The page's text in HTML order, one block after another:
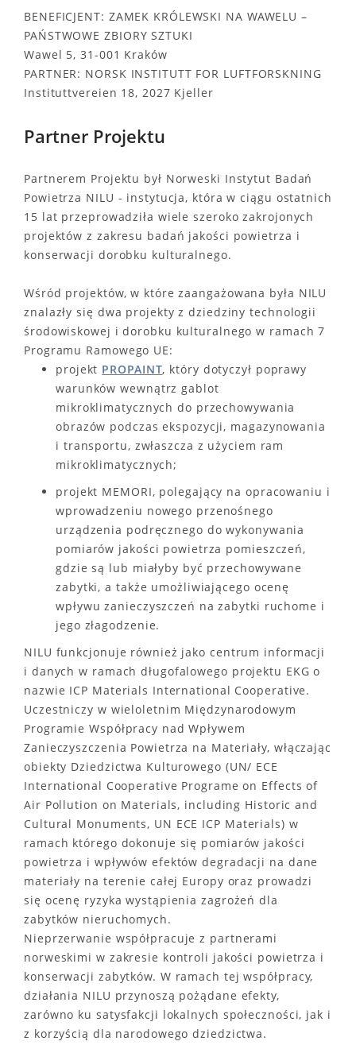
BENEFICJENT: ZAMEK KRÓLEWSKI NA WAWELU –
PAŃSTWOWE ZBIORY SZTUKI
Wawel 5, 31-001 Kraków
PARTNER: NORSK INSTITUTT FOR LUFTFORSKNING
Instituttvereien 18, 2027 Kjeller
Partner Projektu
Partnerem Projektu był Norweski Instytut Badań
Powietrza NILU - instytucja, która w ciągu ostatnich
15 lat przeprowadziła wiele szeroko zakrojonych
projektów z zakresu badań jakości powietrza i
konserwacji dorobku kulturalnego.
Wśród projektów, w które zaangażowana była NILU
znalazły się dwa projekty z dziedziny technologii
środowiskowej i dorobku kulturalnego w ramach 7
Programu Ramowego UE:
projekt PROPAINT, który dotyczył poprawy
warunków wewnątrz gablot
mikroklimatycznych do przechowywania
obrazów podczas ekspozycji, magazynowania
i transportu, zwłaszcza z użyciem ram
mikroklimatycznych;
projekt MEMORI, polegający na opracowaniu i
wprowadzeniu nowego przenośnego
urządzenia podręcznego do wykonywania
pomiarów jakości powietrza pomieszczeń,
gdzie są lub miałyby być przechowywane
zabytki, a także umożliwiającego ocenę
wpływu zanieczyszczeń na zabytki ruchome i
jego złagodzenie.
NILU funkcjonuje również jako centrum informacji
i danych w ramach długofalowego projektu EKG o
nazwie ICP Materials International Cooperative.
Uczestniczy w wieloletnim Międzynarodowym
Programie Współpracy nad Wpływem
Zanieczyszczenia Powietrza na Materiały, włączając
obiekty Dziedzictwa Kulturowego (UN/ ECE
International Cooperative Programe on Effects of
Air Pollution on Materials, including Historic and
Cultural Monuments, UN ECE ICP Materials) w
ramach którego dokonuje się pomiarów jakości
powietrza i wpływów efektów degradacji na dane
materiały na terenie całej Europy oraz prowadzi
się ocenę ryzyka wystąpienia zagrożeń dla
zabytków nieruchomych.
Nieprzerwanie współpracuje z partnerami
norweskimi w zakresie kontroli jakości powietrza i
konserwacji zabytków. W ramach tej współpracy,
działania NILU przynoszą pożądane efekty,
zarówno ku satysfakcji lokalnych społeczności, jak i
z korzyścią dla narodowego dziedzictwa.